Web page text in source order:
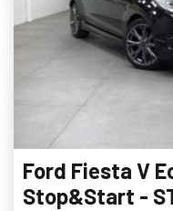
Ford Fiesta V
Stop&Start -